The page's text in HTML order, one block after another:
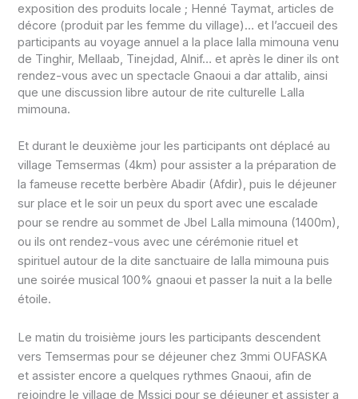
exposition des produits locale ; Henné Taymat, articles de
décore (produit par les femme du village)… et l’accueil des
participants au voyage annuel a la place lalla mimouna venu
de Tinghir, Mellaab, Tinejdad, Alnif… et après le diner ils ont
rendez-vous avec un spectacle Gnaoui a dar attalib, ainsi
que une discussion libre autour de rite culturelle Lalla
mimouna.
Et durant le deuxième jour les participants ont déplacé au
village Temsermas (4km) pour assister a la préparation de
la fameuse recette berbère Abadir (Afdir), puis le déjeuner
sur place et le soir un peux du sport avec une escalade
pour se rendre au sommet de Jbel Lalla mimouna (1400m),
ou ils ont rendez-vous avec une cérémonie rituel et
spirituel autour de la dite sanctuaire de lalla mimouna puis
une soirée musical 100% gnaoui et passer la nuit a la belle
étoile.
Le matin du troisième jours les participants descendent
vers Temsermas pour se déjeuner chez 3mmi OUFASKA
et assister encore a quelques rythmes Gnaoui, afin de
rejoindre le village de Mssici pour se déjeuner et assister a